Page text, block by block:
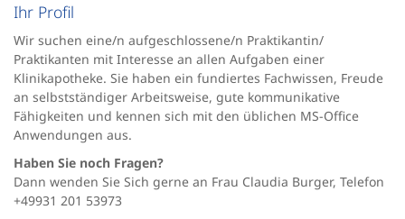
Ihr Profil
Wir suchen eine/n aufgeschlossene/n Praktikantin/
Praktikanten mit Interesse an allen Aufgaben einer
Klinikapotheke. Sie haben ein fundiertes Fachwissen, Freude
an selbstständiger Arbeitsweise, gute kommunikative
Fähigkeiten und kennen sich mit den üblichen MS-Office
Anwendungen aus.
Haben Sie noch Fragen?
Dann wenden Sie Sich gerne an Frau Claudia Burger, Telefon
+49931 201 53973